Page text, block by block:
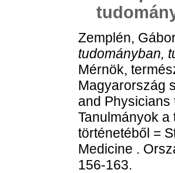
Zemplén,
tudományban,
Mérnök,
Magyarország
and Physicians
Tanulmányok
történetéből =
Medicine .
156-163.